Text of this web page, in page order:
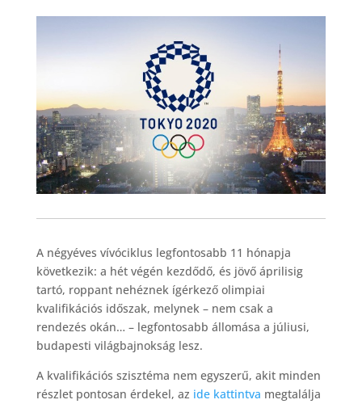
A négyéves vívóciklus legfontosabb 11 hónapja
következik: a hét végén kezdődő, és jövő áprilisig
tartó, roppant nehéznek ígérkező olimpiai
kvalifikációs időszak, melynek – nem csak a
rendezés okán… – legfontosabb állomása a júliusi,
budapesti világbajnokság lesz.
A kvalifikációs szisztéma nem egyszerű, akit minden
részlet pontosan érdekel, az ide kattintva megtalálja